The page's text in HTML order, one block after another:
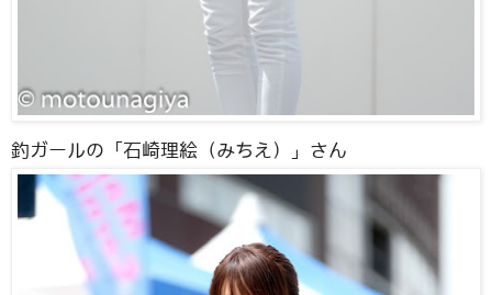
釣ガールの「石崎理絵（みちえ）」さん